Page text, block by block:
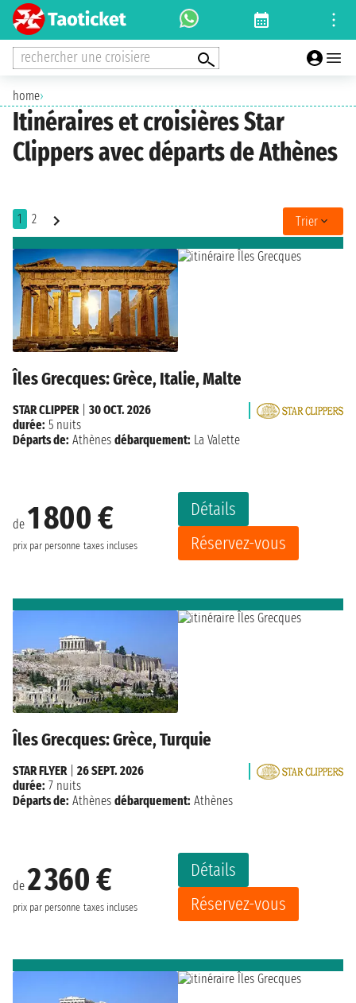
rechercher une croisiere
home›
Itinéraires et croisières Star
Clippers avec départs de Athènes
1 2 Trier
Îles Grecques: Grèce, Italie, Malte
de 1 800 €
prix par personne taxes incluses
Détails
Réservez-vous
STAR CLIPPER
30 OCT. 2026
durée: 5 nuits
Départs de: Athènes débarquement: La Valette
Îles Grecques: Grèce, Turquie
de 2 360 €
prix par personne taxes incluses
Détails
Réservez-vous
STAR FLYER| 26 SEPT. 2026
durée: 7 nuits
Départs de: Athènes débarquement: Athènes